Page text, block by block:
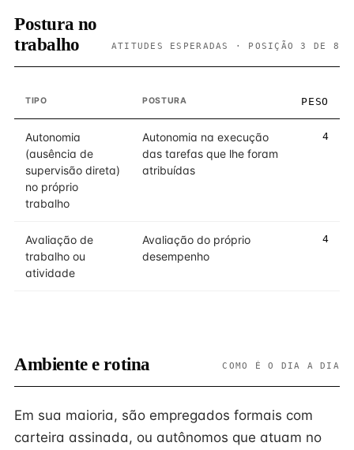
Postura no
trabalho
ATITUDES ESPERADAS · POSIÇÃO 3 DE 8
TIPO POSTURA PESO
Autonomia
(ausência de
supervisão direta)
no próprio
trabalho
Autonomia na execução
das tarefas que lhe foram
atribuídas
4
Avaliação de
trabalho ou
atividade
Avaliação do próprio
desempenho
4
Ambiente e rotina COMO É O DIA A DIA
Em sua maioria, são empregados formais com
carteira assinada, ou autônomos que atuam no